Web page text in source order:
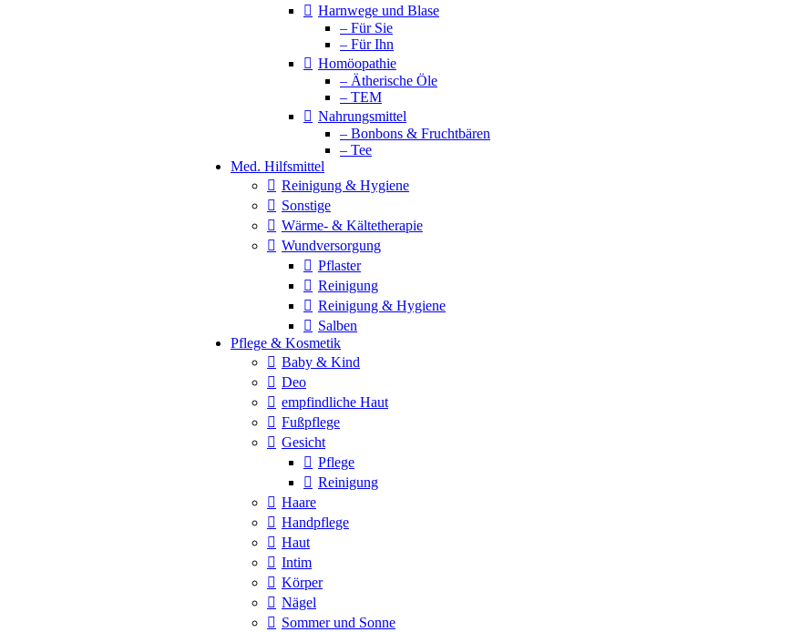
Harnwege und Blase
– Für Sie
– Für Ihn
Homöopathie
– Ätherische Öle
– TEM
Nahrungsmittel
– Bonbons & Fruchtbären
– Tee
Med. Hilfsmittel
Reinigung & Hygiene
Sonstige
Wärme- & Kältetherapie
Wundversorgung
Pflaster
Reinigung
Reinigung & Hygiene
Salben
Pflege & Kosmetik
Baby & Kind
Deo
empfindliche Haut
Fußpflege
Gesicht
Pflege
Reinigung
Haare
Handpflege
Haut
Intim
Körper
Nägel
Sommer und Sonne